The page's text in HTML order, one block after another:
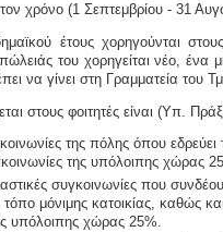
χρόνο (1 Σεπτεμβρίου - 31
έτους χορηγούνται στους
του χορηγείται νέο, ένα
να γίνει στη Γραμματεία του
στους φοιτητές είναι (Υπ.
της πόλης όπου
της υπόλοιπης χώρας
συγκοινωνίες που
μόνιμης κατοικίας, καθώς
υπόλοιπης χώρας 25%.